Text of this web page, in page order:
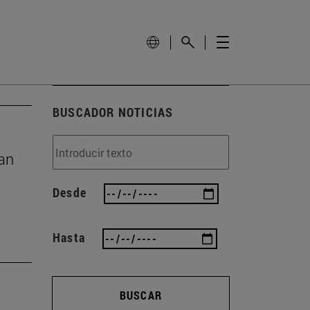
BUSCADOR NOTICIAS
Desde
Hasta
BUSCAR